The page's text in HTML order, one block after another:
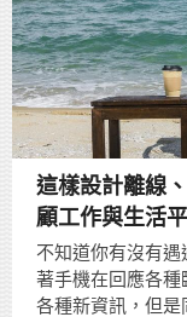
這樣設計離線
顧工作與生活
不知道你有沒有
著手機在回應各
各種新資訊，但